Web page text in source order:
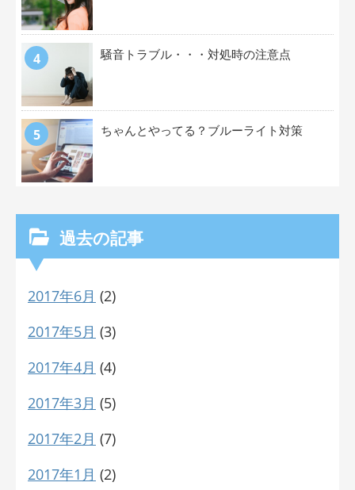
騒音トラブル・・・対処時の注意点
ちゃんとやってる？ブルーライト対策
過去の記事
2017年6月 (2)
2017年5月 (3)
2017年4月 (4)
2017年3月 (5)
2017年2月 (7)
2017年1月 (2)